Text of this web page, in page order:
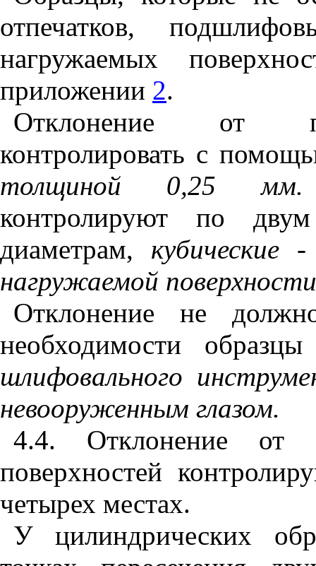
отпечатков,
нагружаемых
приложении 2.
Отклонение от
контролировать с
толщиной 0,25
контролируют по
диаметрам, кубические
нагружаемой
Отклонение не
необходимости
шлифовального
невооруженным глазом.
4.4. Отклонение от
поверхностей
четырех местах.
У цилиндрических